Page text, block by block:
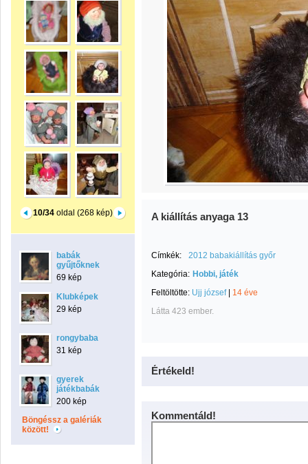
10/34 oldal (268 kép)
babák
gyűjtőknek
69 kép
Klubképek
29 kép
rongybaba
31 kép
gyerek
játékbabák
200 kép
Böngéssz a galériák
között!
A kiállítás anyaga 13
Címkék:
2012 babakiállítás győr
Kategória: Hobbi, játék
Feltöltötte: Ujj józsef| 14 éve
Látta 423 ember.
Értékeld!
Kommentáld!